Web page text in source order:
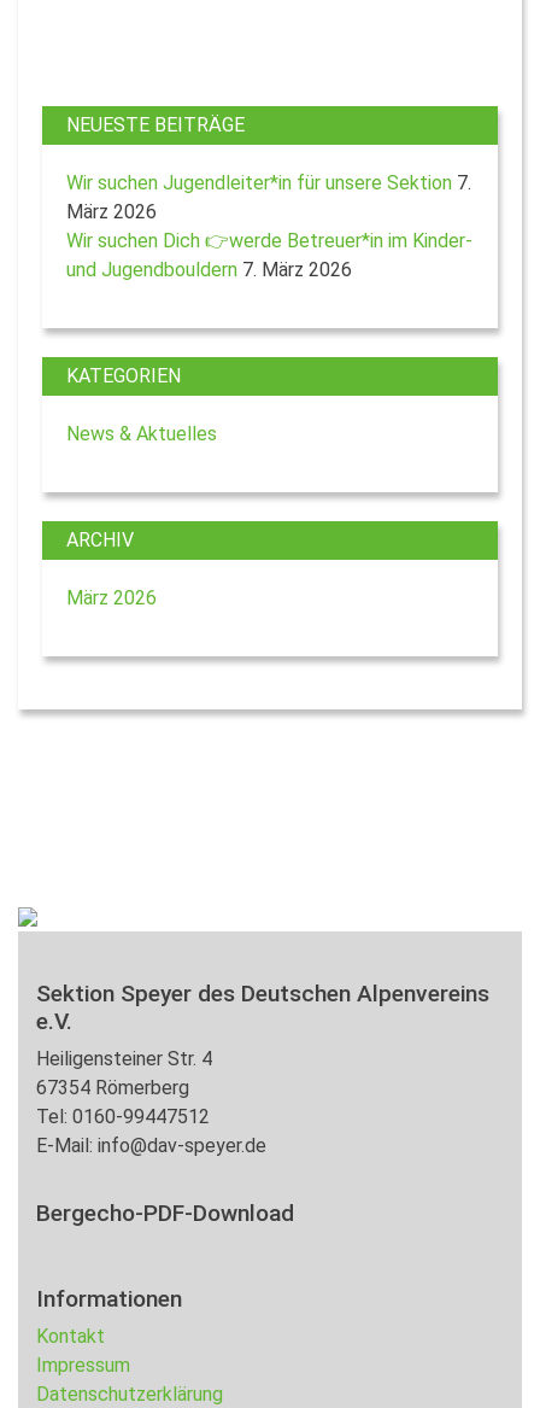
NEUESTE BEITRÄGE
Wir suchen Jugendleiter*in für unsere Sektion 7.
März 2026
Wir suchen Dich 👉werde Betreuer*in im Kinder-
und Jugendbouldern 7. März 2026
KATEGORIEN
News & Aktuelles
ARCHIV
März 2026
Sektion Speyer des Deutschen Alpenvereins
e.V.
Heiligensteiner Str. 4
67354 Römerberg
Tel: 0160-99447512
E-Mail: info@dav-speyer.de
Bergecho-PDF-Download
Informationen
Kontakt
Impressum
Datenschutzerklärung